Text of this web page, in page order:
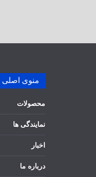
منوی اصلی
محصولات
نمایندگی ها
اخبار
درباره ما